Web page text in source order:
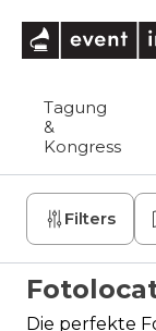
Tagung
&
Kongress
Filters
Die perfekte